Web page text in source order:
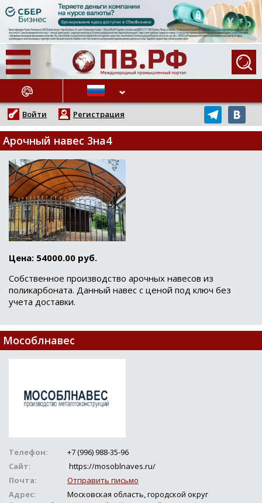
НОВОСТИ
Войти Регистрация
Арочный навес 3на4
Цена: 54000.00 руб.
Собственное производство арочных навесов из
поликарбоната. Данный навес с ценой под ключ без
учета доставки.
Мособлнавес
Телефон:
+7 (996) 988-35-96
Сайт:
https://mosoblnaves.ru/
Почта:
Отправить письмо
Адрес:
Московская область, городской округ